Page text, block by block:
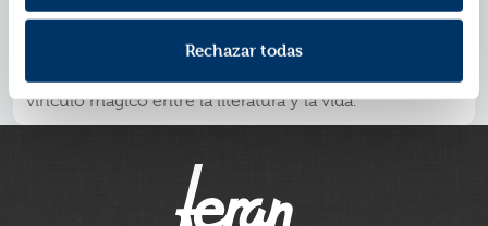
Rechazar todas
llegaremos al gran final de la saga iniciada conLa
, que alcanza aquí toda su intensidad
y calado, a la vez que dibuja un gran homenaje al
mundo de los libros, al arte de narrar historias y al
vínculo mágico entre la literatura y la vida.